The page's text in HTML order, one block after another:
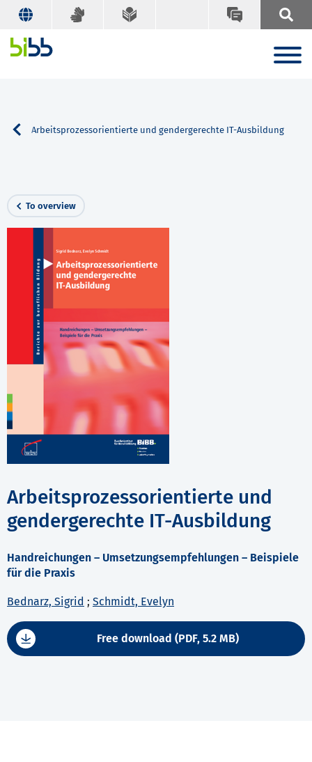
Arbeitsprozessorientierte und gendergerechte IT-Ausbildung
To overview
Arbeitsprozessorientierte und
gendergerechte IT-Ausbildung
Handreichungen – Umsetzungsempfehlungen – Beispiele
für die Praxis
Bednarz, Sigrid ; Schmidt, Evelyn
Free download (PDF, 5.2 MB)